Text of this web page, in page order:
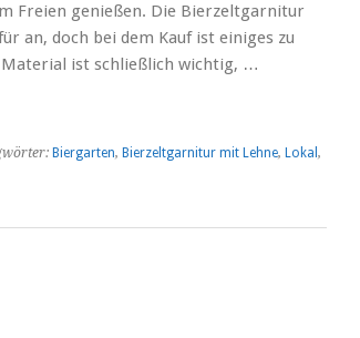
Freien genießen. Die Bierzeltgarnitur
an, doch bei dem Kauf ist einiges zu
ist schließlich wichtig, …
Biergarten, Bierzeltgarnitur mit Lehne, Lokal ,